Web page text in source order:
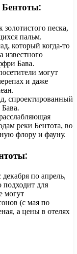
песка,
пальм.
который когда-то
известного
Бава.
могут
и даже
спроектированный
реки Бентота, во
флору и фауну.
по апрель,
подходит для
могут
(с мая по
а цены в отелях